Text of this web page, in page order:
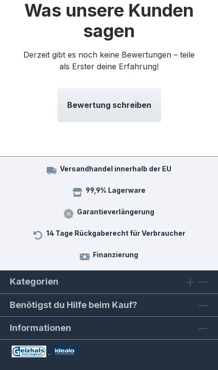
Was unsere Kunden
sagen
Derzeit gibt es noch keine Bewertungen – teile
als Erster deine Erfahrung!
Bewertung schreiben
Versandhandel innerhalb der EU
99,9% Lagerware
Garantieverlängerung
14 Tage Rückgaberecht für Verbraucher
Finanzierung
Kategorien
Benötigst du Hilfe beim Kauf?
Informationen